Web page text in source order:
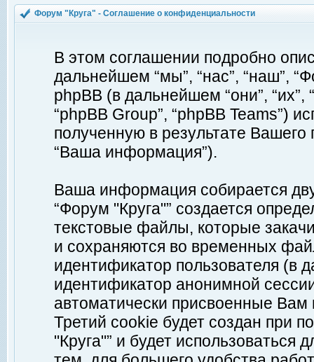
Форум "Круга" - Соглашение о конфиденциальности
В этом соглашении подробно
дальнейшем “мы”, “нас”, “наш”,
phpBB (в дальнейшем “они”, “их”,
“phpBB Group”, “phpBB Teams”)
полученную в результате
“Ваша информация”).
Ваша информация собирается
“Форум "Круга"” создается
текстовые файлы, которые
и сохраняются во временных
идентификатор пользователя (в
идентификатор анонимной
автоматически присвоенные
Третий cookie будет создан при
"Круга"” и будет